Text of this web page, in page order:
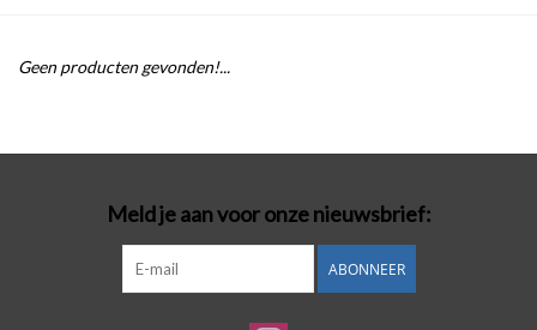
Badmode
Lingerie-accessoires
Cadeaubonnen
Geen producten gevonden!...
Meld je aan voor onze nieuwsbrief:
ABONNEER